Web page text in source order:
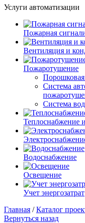
Услуги автоматизации
Пожарная
Вентиляция и
Пожаротушение
Система
Система
Теплоснабжение
Водоснабжение
Освещение
Учет энергозатрат
Главная /Каталог
Вернуться назад